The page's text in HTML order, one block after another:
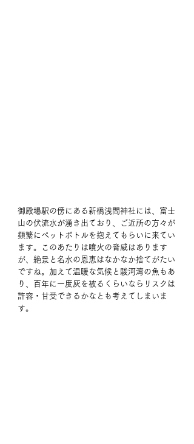
御殿場駅の傍にある新橋浅間神社には、富士
山の伏流水が湧き出ており、ご近所の方々が
頻繁にペットボトルを抱えてもらいに来てい
ます。このあたりは噴火の脅威はあります
が、絶景と名水の恩恵はなかなか捨てがたい
ですね。加えて温暖な気候と駿河湾の魚もあ
り、百年に一度灰を被るくらいならリスクは
許容・甘受できるかなとも考えてしまいま
す。